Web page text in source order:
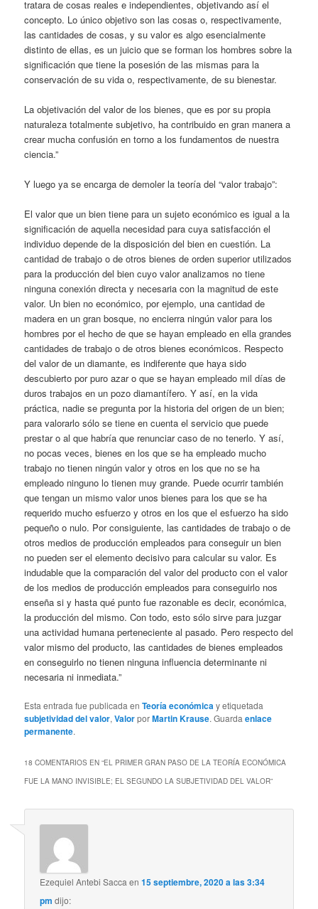
tratara de cosas reales e independientes, objetivando así el
concepto. Lo único objetivo son las cosas o, respectivamente,
las cantidades de cosas, y su valor es algo esencialmente
distinto de ellas, es un juicio que se forman los hombres sobre la
significación que tiene la posesión de las mismas para la
conservación de su vida o, respectivamente, de su bienestar.
La objetivación del valor de los bienes, que es por su propia
naturaleza totalmente subjetivo, ha contribuido en gran manera a
crear mucha confusión en torno a los fundamentos de nuestra
ciencia.”
Y luego ya se encarga de demoler la teoría del “valor trabajo”:
El valor que un bien tiene para un sujeto económico es igual a la
significación de aquella necesidad para cuya satisfacción el
individuo depende de la disposición del bien en cuestión. La
cantidad de trabajo o de otros bienes de orden superior utilizados
para la producción del bien cuyo valor analizamos no tiene
ninguna conexión directa y necesaria con la magnitud de este
valor. Un bien no económico, por ejemplo, una cantidad de
madera en un gran bosque, no encierra ningún valor para los
hombres por el hecho de que se hayan empleado en ella grandes
cantidades de trabajo o de otros bienes económicos. Respecto
del valor de un diamante, es indiferente que haya sido
descubierto por puro azar o que se hayan empleado mil días de
duros trabajos en un pozo diamantífero. Y así, en la vida
práctica, nadie se pregunta por la historia del origen de un bien;
para valorarlo sólo se tiene en cuenta el servicio que puede
prestar o al que habría que renunciar caso de no tenerlo. Y así,
no pocas veces, bienes en los que se ha empleado mucho
trabajo no tienen ningún valor y otros en los que no se ha
empleado ninguno lo tienen muy grande. Puede ocurrir también
que tengan un mismo valor unos bienes para los que se ha
requerido mucho esfuerzo y otros en los que el esfuerzo ha sido
pequeño o nulo. Por consiguiente, las cantidades de trabajo o de
otros medios de producción empleados para conseguir un bien
no pueden ser el elemento decisivo para calcular su valor. Es
indudable que la comparación del valor del producto con el valor
de los medios de producción empleados para conseguirlo nos
enseña si y hasta qué punto fue razonable es decir, económica,
la producción del mismo. Con todo, esto sólo sirve para juzgar
una actividad humana perteneciente al pasado. Pero respecto del
valor mismo del producto, las cantidades de bienes empleados
en conseguirlo no tienen ninguna influencia determinante ni
necesaria ni inmediata.”
Esta entrada fue publicada enTeoría económicay etiquetada
subjetividad del valor,ValorporMartin Krause. Guardaenlace
permanente.
18 COMENTARIOS EN “EL PRIMER GRAN PASO DE LA TEORÍA ECONÓMICA
FUE LA MANO INVISIBLE; EL SEGUNDO LA SUBJETIVIDAD DEL VALOR”
Ezequiel Antebi Sacca en15 septiembre, 2020 a las 3:34
pm dijo: